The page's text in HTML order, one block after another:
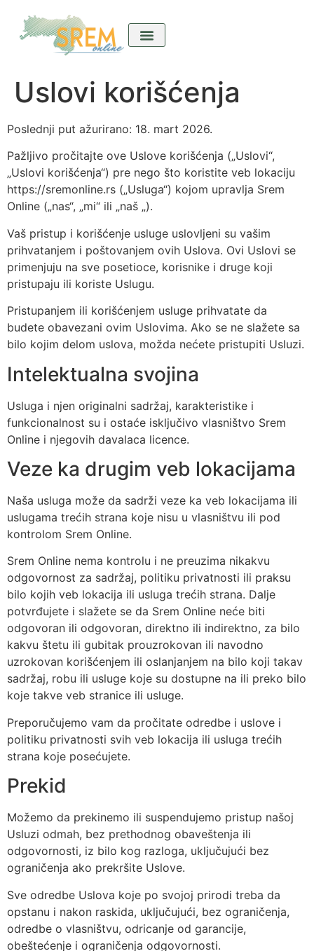
Uslovi korišćenja
Poslednji put ažurirano: 18. mart 2026.
Pažljivo pročitajte ove Uslove korišćenja („Uslovi“,
„Uslovi korišćenja“) pre nego što koristite veb lokaciju
https://sremonline.rs („Usluga“) kojom upravlja Srem
Online („nas“, „mi“ ili „naš „).
Vaš pristup i korišćenje usluge uslovljeni su vašim
prihvatanjem i poštovanjem ovih Uslova. Ovi Uslovi se
primenjuju na sve posetioce, korisnike i druge koji
pristupaju ili koriste Uslugu.
Pristupanjem ili korišćenjem usluge prihvatate da
budete obavezani ovim Uslovima. Ako se ne slažete sa
bilo kojim delom uslova, možda nećete pristupiti Usluzi.
Intelektualna svojina
Usluga i njen originalni sadržaj, karakteristike i
funkcionalnost su i ostaće isključivo vlasništvo Srem
Online i njegovih davalaca licence.
Veze ka drugim veb lokacijama
Naša usluga može da sadrži veze ka veb lokacijama ili
uslugama trećih strana koje nisu u vlasništvu ili pod
kontrolom Srem Online.
Srem Online nema kontrolu i ne preuzima nikakvu
odgovornost za sadržaj, politiku privatnosti ili praksu
bilo kojih veb lokacija ili usluga trećih strana. Dalje
potvrđujete i slažete se da Srem Online neće biti
odgovoran ili odgovoran, direktno ili indirektno, za bilo
kakvu štetu ili gubitak prouzrokovan ili navodno
uzrokovan korišćenjem ili oslanjanjem na bilo koji takav
sadržaj, robu ili usluge koje su dostupne na ili preko bilo
koje takve veb stranice ili usluge.
Preporučujemo vam da pročitate odredbe i uslove i
politiku privatnosti svih veb lokacija ili usluga trećih
strana koje posećujete.
Prekid
Možemo da prekinemo ili suspendujemo pristup našoj
Usluzi odmah, bez prethodnog obaveštenja ili
odgovornosti, iz bilo kog razloga, uključujući bez
ograničenja ako prekršite Uslove.
Sve odredbe Uslova koje po svojoj prirodi treba da
opstanu i nakon raskida, uključujući, bez ograničenja,
odredbe o vlasništvu, odricanje od garancije,
obeštećenje i ograničenja odgovornosti.